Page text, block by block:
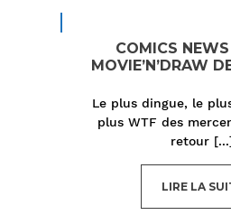
COMICS
MOVIE’N’DRAW
Le plus dingue, le
plus WTF des
retour
LIRE LA